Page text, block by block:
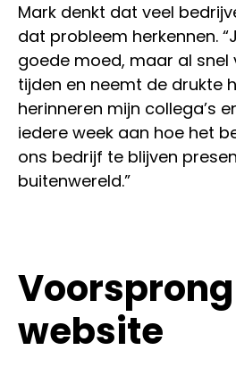
Mark denkt dat veel
dat probleem herkennen.
goede moed, maar al snel
tijden en neemt de drukte
herinneren mijn collega’s
iedere week aan hoe het
ons bedrijf te blijven
buitenwereld.”
website